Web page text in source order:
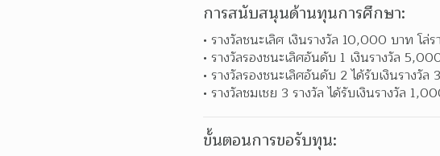
การสนับสนุนด้านทุนการศึกษา:
รางวัลชนะเลิศ เงินรางวัล 10,000 บาท โ
รางวัลรองชนะเลิศอันดับ 1 เงินรางวัล
รางวัลรองชนะเลิศอันดับ 2 ได้รับเงินราง
รางวัลชมเชย 3 รางวัล ได้รับเงินรางวัล
ขั้นตอนการขอรับทุน: